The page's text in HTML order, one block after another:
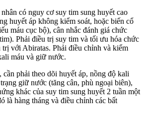
có nguy cơ suy tim sung huyết cao
huyết áp không kiểm soát, hoặc biến cổ
máu cục bộ), cân nhắc đánh giá chức
Phải điều trị suy tim và tối ưu hóa chức
với Abiratas. Phải điều chỉnh và kiểm
máu và giữ nước.
phải theo dõi huyết áp, nồng độ kali
giữ nước (tăng cân, phù ngoại biên),
khác của suy tim sung huyết 2 tuần một
là hàng tháng và điều chỉnh các bất